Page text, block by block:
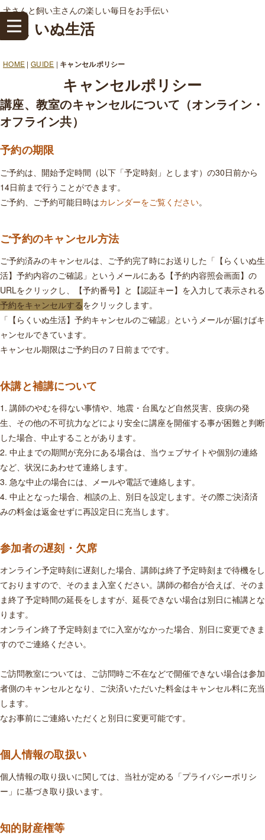
犬さんと飼い主さんの楽しい毎日をお手伝い
らくいぬ生活
HOME | GUIDE | キャンセルポリシー
キャンセルポリシー
講座、教室のキャンセルについて（オンライン・
オフライン共）
予約の期限
ご予約は、開始予定時間（以下「予定時刻」とします）の30日前から
14日前まで行うことができます。
ご予約、ご予約可能日時はカレンダーをご覧ください。
ご予約のキャンセル方法
ご予約済みのキャンセルは、ご予約完了時にお送りした「【らくいぬ生
活】予約内容のご確認」というメールにある【予約内容照会画面】の
URLをクリックし、【予約番号】と【認証キー】を入力して表示される
予約をキャンセルするをクリックします。
「【らくいぬ生活】予約キャンセルのご確認」というメールが届けばキ
ャンセルできています。
キャンセル期限はご予約日の７日前までです。
休講と補講について
1. 講師のやむを得ない事情や、地震・台風など自然災害、疫病の発
生、その他の不可抗力などにより安全に講座を開催する事が困難と判断
した場合、中止することがあります。
2. 中止までの期間が充分にある場合は、当ウェブサイトや個別の連絡
など、状況にあわせて連絡します。
3. 急な中止の場合には、メールや電話で連絡します。
4. 中止となった場合、相談の上、別日を設定します。その際ご決済済
みの料金は返金せずに再設定日に充当します。
参加者の遅刻・欠席
オンライン予定時刻に遅刻した場合、講師は終了予定時刻まで待機をし
ておりますので、そのまま入室ください。講師の都合が合えば、そのま
ま終了予定時間の延長をしますが、延長できない場合は別日に補講とな
ります。
オンライン終了予定時刻までに入室がなかった場合、別日に変更できま
すのでご連絡ください。
ご訪問教室については、ご訪問時ご不在などで開催できない場合は参加
者側のキャンセルとなり、ご決済いただいた料金はキャンセル料に充当
します。
なお事前にご連絡いただくと別日に変更可能です。
個人情報の取扱い
個人情報の取り扱いに関しては、当社が定める「プライバシーポリシ
ー」に基づき取り扱います。
知的財産権等